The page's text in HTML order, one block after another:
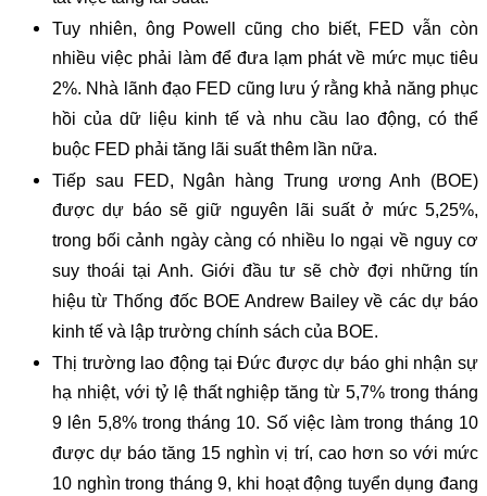
Tuy nhiên, ông Powell cũng cho biết, FED vẫn còn
nhiều việc phải làm để đưa lạm phát về mức mục tiêu
2%. Nhà lãnh đạo FED cũng lưu ý rằng khả năng phục
hồi của dữ liệu kinh tế và nhu cầu lao động, có thể
buộc FED phải tăng lãi suất thêm lần nữa.
Tiếp sau FED, Ngân hàng Trung ương Anh (BOE)
được dự báo sẽ giữ nguyên lãi suất ở mức 5,25%,
trong bối cảnh ngày càng có nhiều lo ngại về nguy cơ
suy thoái tại Anh. Giới đầu tư sẽ chờ đợi những tín
hiệu từ Thống đốc BOE Andrew Bailey về các dự báo
kinh tế và lập trường chính sách của BOE.
Thị trường lao động tại Đức được dự báo ghi nhận sự
hạ nhiệt, với tỷ lệ thất nghiệp tăng từ 5,7% trong tháng
9 lên 5,8% trong tháng 10. Số việc làm trong tháng 10
được dự báo tăng 15 nghìn vị trí, cao hơn so với mức
10 nghìn trong tháng 9, khi hoạt động tuyển dụng đang